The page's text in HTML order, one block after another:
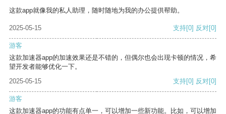
这款app就像我的私人助理，随时随地为我的办公提供帮助。
2025-05-15 支持[0] 反对[0]
游客
这款加速器app的加速效果还是不错的，但偶尔也会出现卡顿的情况，希
望开发者能够优化一下。
2025-05-15
支持[0] 反对[0]
游客
这款加速器app的功能有点单一，可以增加一些新功能。比如，可以增加